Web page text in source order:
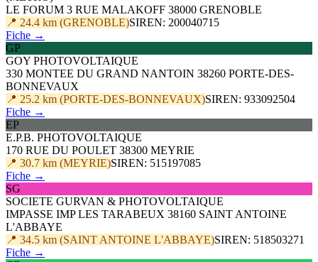
LE FORUM 3 RUE MALAKOFF 38000 GRENOBLE
📍 24.4 km (GRENOBLE)SIREN: 200040715
Fiche →
GP
GOY PHOTOVOLTAIQUE
330 MONTEE DU GRAND NANTOIN 38260 PORTE-DES-
BONNEVAUX
📍 25.2 km (PORTE-DES-BONNEVAUX)SIREN: 933092504
Fiche →
EP
E.P.B. PHOTOVOLTAIQUE
170 RUE DU POULET 38300 MEYRIE
📍 30.7 km (MEYRIE)SIREN: 515197085
Fiche →
SG
SOCIETE GURVAN & PHOTOVOLTAIQUE
IMPASSE IMP LES TARABEUX 38160 SAINT ANTOINE
L'ABBAYE
📍 34.5 km (SAINT ANTOINE L'ABBAYE)SIREN: 518503271
Fiche →